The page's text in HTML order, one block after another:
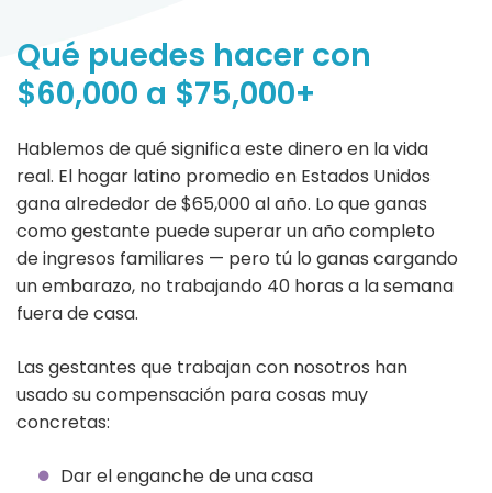
Qué puedes hacer con
$60,000 a $75,000+
Hablemos de qué significa este dinero en la vida
real. El hogar latino promedio en Estados Unidos
gana alrededor de $65,000 al año. Lo que ganas
como gestante puede superar un año completo
de ingresos familiares — pero tú lo ganas cargando
un embarazo, no trabajando 40 horas a la semana
fuera de casa.
Las gestantes que trabajan con nosotros han
usado su compensación para cosas muy
concretas:
Dar el enganche de una casa